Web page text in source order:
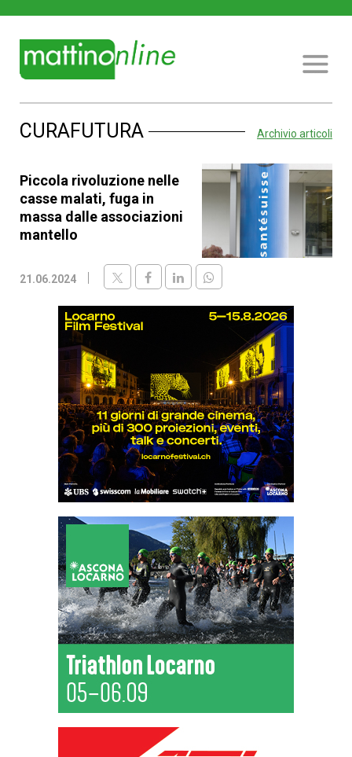
CURAFUTURA Archivio articoli
Piccola rivoluzione nelle
casse malati, fuga in
massa dalle associazioni
mantello
21.06.2024